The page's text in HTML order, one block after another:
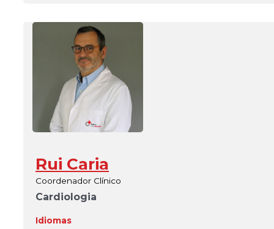
Rui Caria
Coordenador Clínico
Cardiologia
Idiomas